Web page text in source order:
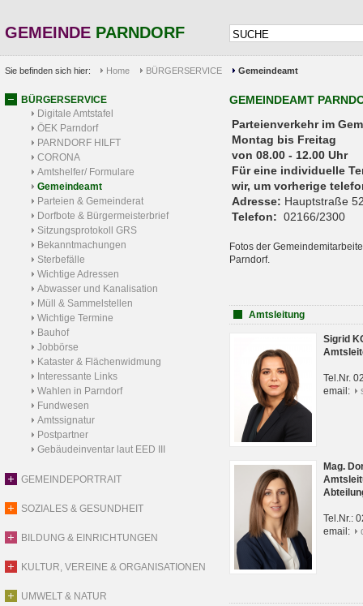
GEMEINDE PARNDORF
Sie befinden sich hier: Home BÜRGERSERVICE Gemeindeamt
BÜRGERSERVICE
Digitale Amtstafel
ÖEK Parndorf
PARNDORF HILFT
CORONA
Amtshelfer/ Formulare
Gemeindeamt
Parteien & Gemeinderat
Dorfbote & Bürgermeisterbrief
Sitzungsprotokoll GRS
Bekanntmachungen
Sterbefälle
Wichtige Adressen
Abwasser und Kanalisation
Müll & Sammelstellen
Wichtige Termine
Bauhof
Jobbörse
Kataster & Flächenwidmung
Interessante Links
Wahlen in Parndorf
Fundwesen
Amtssignatur
Postpartner
Gebäudeinventar laut EED III
GEMEINDEPORTRAIT
SOZIALES & GESUNDHEIT
BILDUNG & EINRICHTUNGEN
KULTUR, VEREINE & ORGANISATIONEN
UMWELT & NATUR
GEMEINDEAMT
Parteienverkehr
Montag bis Freitag
von 08.00 - 12.00 Uhr
Für eine individuelle
wir, um vorherige
Adresse: Hauptstraße
Telefon: 02166/2300
Fotos der
Parndorf.
Amtsleitung
Sigrid
Tel.Nr.
email:
Mag.
Tel.Nr.:
email: